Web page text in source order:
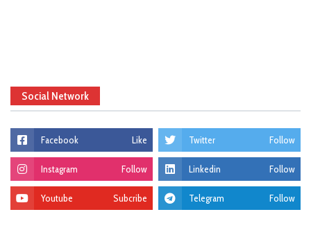
Social Network
Facebook Like Twitter Follow
Instagram Follow Linkedin Follow
Youtube Subcribe Telegram Follow